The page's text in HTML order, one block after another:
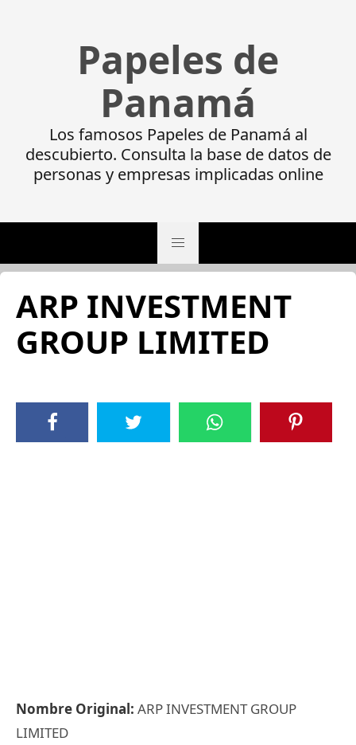
Papeles de
Panamá
Los famosos Papeles de Panamá al
descubierto. Consulta la base de datos de
personas y empresas implicadas online
ARP INVESTMENT
GROUP LIMITED
Nombre Original: ARP INVESTMENT GROUP
LIMITED